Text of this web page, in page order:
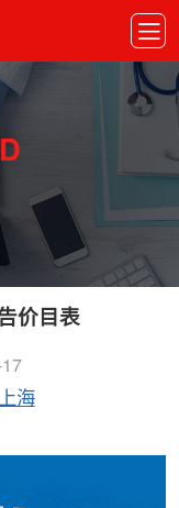
价目表
上海